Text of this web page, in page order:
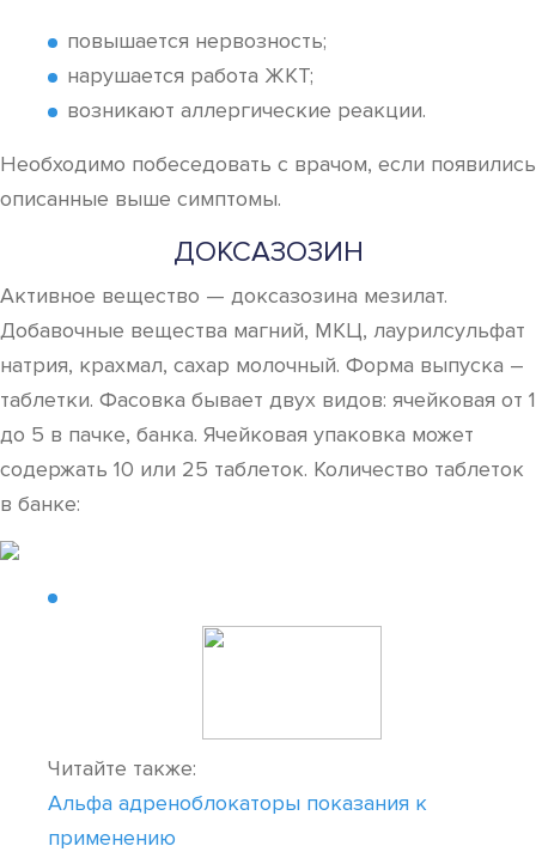
повышается нервозность;
нарушается работа ЖКТ;
возникают аллергические реакции.
Необходимо побеседовать с врачом, если появились
описанные выше симптомы.
ДОКСАЗОЗИН
Активное вещество — доксазозина мезилат.
Добавочные вещества магний, МКЦ, лаурилсульфат
натрия, крахмал, сахар молочный. Форма выпуска –
таблетки. Фасовка бывает двух видов: ячейковая от 1
до 5 в пачке, банка. Ячейковая упаковка может
содержать 10 или 25 таблеток. Количество таблеток
в банке:
Читайте также:
Альфа адреноблокаторы показания к
применению